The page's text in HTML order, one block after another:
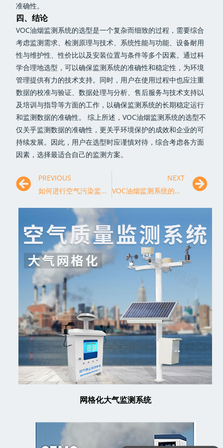
准确性。
四、结论
VOC油烟监测系统的选型是一个复杂而细致的过程，需要综合
考虑监测需求、检测原理与技术、系统性能与功能、设备耐用
性与维护性、性价比以及安装位置与条件等多个因素。通过科
学合理地选型，可以确保监测系统的准确性和稳定性，为环境
管理提供有力的技术支持。同时，用户在使用过程中也应注重
数据的校准与验证、数据处理与分析、售后服务与技术支持以
及培训与指导等方面的工作，以确保监测系统的长期稳定运行
和监测数据的准确性。 综上所述，VOC油烟监测系统的选型不
仅关乎监测数据的准确性，更关乎环境保护的成效和企业的可
持续发展。因此，用户在选型时应谨慎对待，综合考虑各方面
因素，选择最适合自己的监测方案。
PREVIOUS
如何进行空气污染监测布点选择？
NEXT
VOC油烟监测系统的实时数据处理技术探讨
网格化大气监测系统